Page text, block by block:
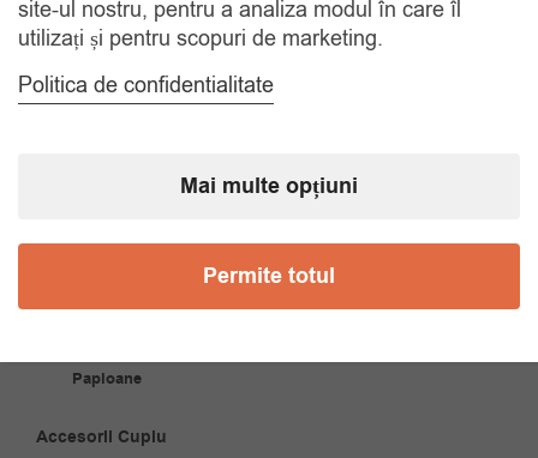
Tel. 0770420114
Brățări
Papioane
Accesorii Cuplu
site-ul nostru, pentru a analiza modul în care îl
utilizați și pentru scopuri de marketing.
Politica de confidentialitate
Mai multe opțiuni
Permite totul